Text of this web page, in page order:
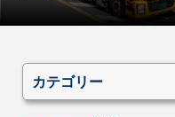
カテゴリー